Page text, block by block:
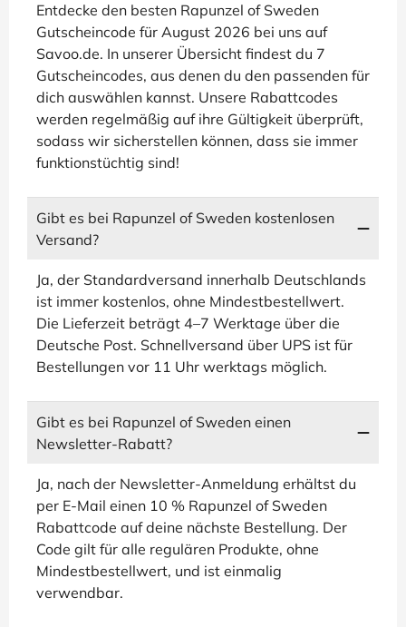
Entdecke den besten Rapunzel of Sweden
Gutscheincode für August 2026 bei uns auf
Savoo.de. In unserer Übersicht findest du 7
Gutscheincodes, aus denen du den passenden für
dich auswählen kannst. Unsere Rabattcodes
werden regelmäßig auf ihre Gültigkeit überprüft,
sodass wir sicherstellen können, dass sie immer
funktionstüchtig sind!
Gibt es bei Rapunzel of Sweden kostenlosen
Versand?
Ja, der Standardversand innerhalb Deutschlands
ist immer kostenlos, ohne Mindestbestellwert.
Die Lieferzeit beträgt 4–7 Werktage über die
Deutsche Post. Schnellversand über UPS ist für
Bestellungen vor 11 Uhr werktags möglich.
Gibt es bei Rapunzel of Sweden einen
Newsletter-Rabatt?
Ja, nach der Newsletter-Anmeldung erhältst du
per E-Mail einen 10 % Rapunzel of Sweden
Rabattcode auf deine nächste Bestellung. Der
Code gilt für alle regulären Produkte, ohne
Mindestbestellwert, und ist einmalig
verwendbar.